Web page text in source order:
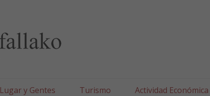
Lugar y Gentes Turismo Actividad Económica